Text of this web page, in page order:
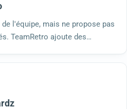
l'équipe, mais ne propose pas
TeamRetro ajoute des
générés par IA et des